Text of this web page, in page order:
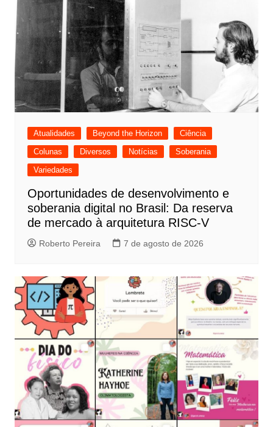
Atualidades Beyond the Horizon
Ciência
Colunas
Diversos Notícias
Soberania
Variedades
Oportunidades de desenvolvimento e
soberania digital no Brasil: Da reserva
de mercado à arquitetura RISC-V
Roberto Pereira 7 de agosto de 2026